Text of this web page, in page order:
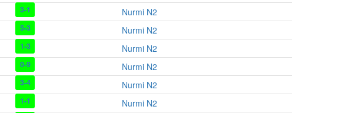
3-1
Nurmi N2
5-3
Nurmi N2
1-3
Nurmi N2
0-9
Nurmi N2
3-4
Nurmi N2
1-1
Nurmi N2